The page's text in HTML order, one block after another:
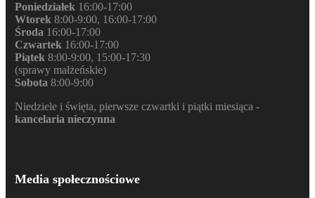
Poniedziałek 16:00-17:00
Wtorek 8:00-9:00, 16:00-17:00
Środa 16:00-17:00
Czwartek 16:00-17:00
Piątek 8:00-9:00, 15:00-17:30
(sprawy małżeńskie)
Sobota 8:00-9:00
Niedziele i święta, pierwsze czwartki i piątki miesiąca -
kancelaria nieczynna
Media społecznościowe